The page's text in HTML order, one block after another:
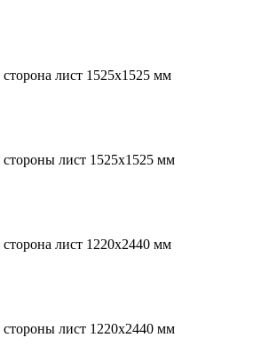
лист 1525х1525 мм
лист 1525х1525 мм
лист 1220х2440 мм
лист 1220х2440 мм